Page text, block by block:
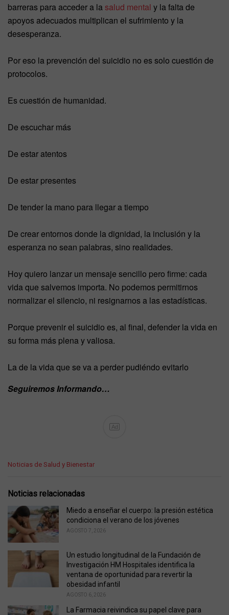
barreras para acceder a lasalud mental y la falta de
apoyos adecuados multiplican el sufrimiento y la
desesperanza.
Por eso la prevención del suicidio no es solo cuestión de
protocolos.
Es cuestión de humanidad.
De escuchar más
De estar atentos
De estar presentes
De tender la mano para llegar a tiempo
De crear entornos donde la dignidad, la inclusión y la
esperanza no sean palabras, sino realidades.
Hoy quiero lanzar un mensaje sencillo pero firme: cada
vida que salvemos importa. No podemos permitirnos
normalizar el silencio, ni resignarnos a las estadísticas.
Porque prevenir el suicidio es, al final, defender la vida en
su forma más plena y valiosa.
La de la vida que se va a perder pudiéndo evitarlo
Seguiremos Informando…
Ad
C
e
r
e
Noticias de Salud y Bienestar
Noticias relacionadas
Miedo a enseñar el cuerpo: la presión estética
condiciona el verano de los jóvenes
AGOSTO 7, 2026
Un estudio longitudinal de la Fundación de
Investigación HM Hospitales identifica la
ventana de oportunidad para revertir la
obesidad infantil
AGOSTO 6, 2026
La Farmacia reivindica su papel clave para